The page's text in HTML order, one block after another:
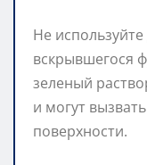
Не
вскрывшегося
зеленый
и могут
поверхности.